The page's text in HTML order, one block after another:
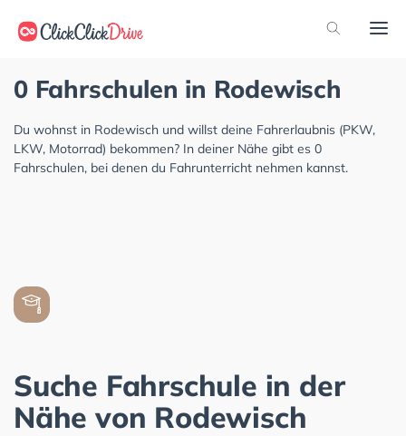
0 Fahrschulen in Rodewisch
Du wohnst in Rodewisch und willst deine Fahrerlaubnis (PKW,
LKW, Motorrad) bekommen? In deiner Nähe gibt es 0
Fahrschulen, bei denen du Fahrunterricht nehmen kannst.
Suche Fahrschule in der
Nähe von Rodewisch